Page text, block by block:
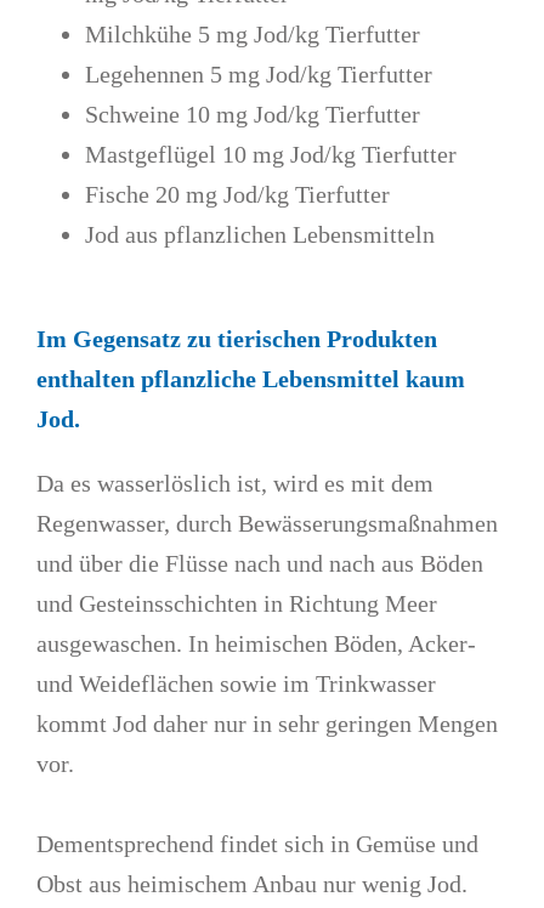
Milchkühe 5 mg Jod/kg Tierfutter
Legehennen 5 mg Jod/kg Tierfutter
Schweine 10 mg Jod/kg Tierfutter
Mastgeflügel 10 mg Jod/kg Tierfutter
Fische 20 mg Jod/kg Tierfutter
Jod aus pflanzlichen Lebensmitteln
Im Gegensatz zu tierischen Produkten
enthalten pflanzliche Lebensmittel kaum
Jod.
Da es wasserlöslich ist, wird es mit dem
Regenwasser, durch Bewässerungsmaßnahmen
und über die Flüsse nach und nach aus Böden
und Gesteinsschichten in Richtung Meer
ausgewaschen. In heimischen Böden, Acker-
und Weideflächen sowie im Trinkwasser
kommt Jod daher nur in sehr geringen Mengen
vor.
Dementsprechend findet sich in Gemüse und
Obst aus heimischem Anbau nur wenig Jod.